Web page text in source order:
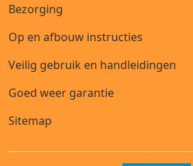
Bezorging
Op en afbouw instructies
Veilig gebruik en handleidingen
Goed weer garantie
Sitemap